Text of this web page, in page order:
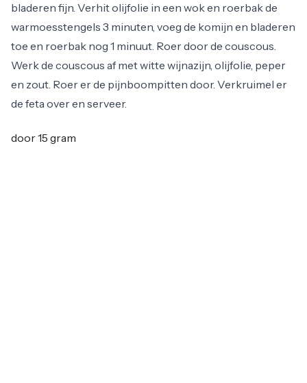
bladeren fijn. Verhit olijfolie in een wok en roerbak de
warmoesstengels 3 minuten, voeg de komijn en bladeren
toe en roerbak nog 1 minuut. Roer door de couscous.
Werk de couscous af met witte wijnazijn, olijfolie, peper
en zout. Roer er de pijnboompitten door. Verkruimel er
de feta over en serveer.
door15 gram